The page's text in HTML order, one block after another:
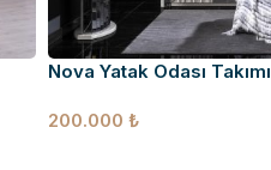
Nova Yatak Odası Takımı
200.000 ₺